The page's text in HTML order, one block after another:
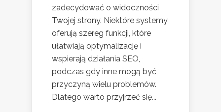
zadecydować o widoczności
Twojej strony. Niektóre systemy
oferują szereg funkcji, które
ułatwiają optymalizację i
wspierają działania SEO,
podczas gdy inne mogą być
przyczyną wielu problemów.
Dlatego warto przyjrzeć się...